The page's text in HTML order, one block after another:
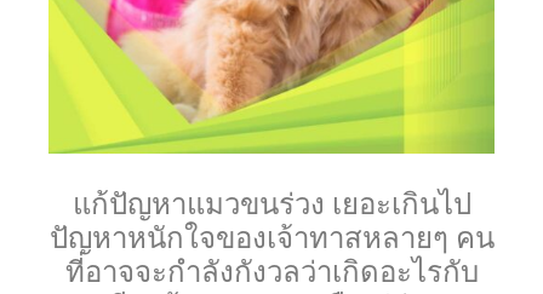
แก้ปัญหาแมวขนร่วง เยอะเกินไป
ปัญหาหนักใจของเจ้าทาสหลายๆ คน
ที่อาจจะกำลังกังวลว่าเกิดอะไรกับ